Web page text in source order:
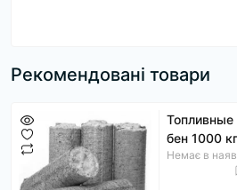
Рекомендовані товари
Топливные
бен 1000
Немає в